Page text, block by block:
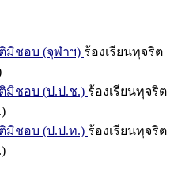
มิชอบ (จุฬาฯ) ร้องเรียนทุจริต
มิชอบ (ป.ป.ช.) ร้องเรียนทุจริต
มิชอบ (ป.ป.ท.) ร้องเรียนทุจริต